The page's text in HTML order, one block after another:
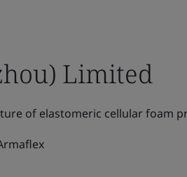
Limited
of elastomeric cellular foam